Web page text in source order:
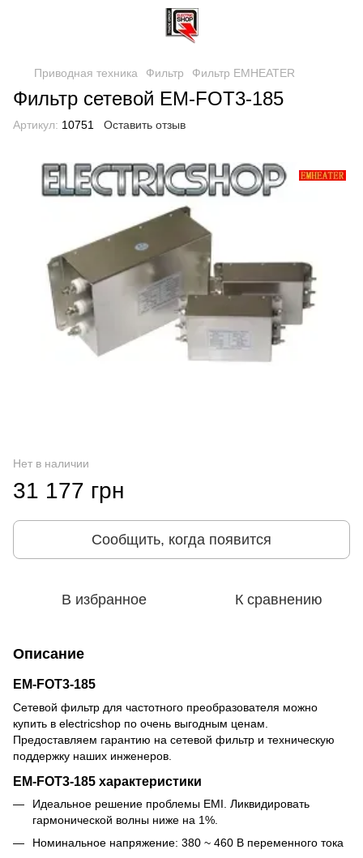
Приводная техника Фильтр Фильтр EMHEATER
Фильтр сетевой EM-FOT3-185
Артикул: 10751 Оставить отзыв
Нет в наличии
31 177 грн
Сообщить, когда появится
В избранное К сравнению
Описание
EM-FOT3-185
Сетевой фильтр для частотного преобразователя можно
купить в electricshop по очень выгодным ценам.
Предоставляем гарантию на сетевой фильтр и техническую
поддержку наших инженеров.
EM-FOT3-185 характеристики
Идеальное решение проблемы EMI. Ликвидировать
гармонической волны ниже на 1%.
Номинальное напряжение: 380 ~ 460 В переменного тока